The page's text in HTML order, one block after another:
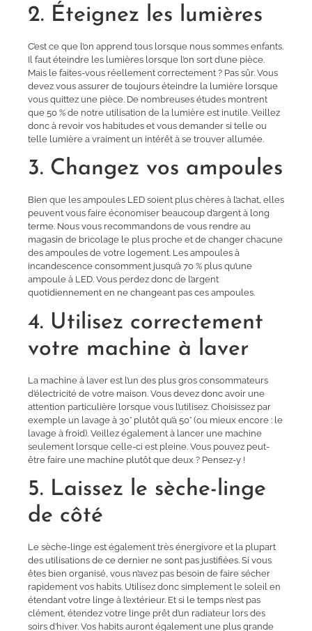
2. Éteignez les lumières
C’est ce que l’on apprend tous lorsque nous sommes enfants.
Il faut éteindre les lumières lorsque l’on sort d’une pièce.
Mais le faites-vous réellement correctement ? Pas sûr. Vous
devez vous assurer de toujours éteindre la lumière lorsque
vous quittez une pièce. De nombreuses études montrent
que 50 % de notre utilisation de la lumière est inutile. Veillez
donc à revoir vos habitudes et vous demander si telle ou
telle lumière a vraiment un intérêt à se trouver allumée.
3. Changez vos ampoules
Bien que les ampoules LED soient plus chères à l’achat, elles
peuvent vous faire économiser beaucoup d’argent à long
terme. Nous vous recommandons de vous rendre au
magasin de bricolage le plus proche et de changer chacune
des ampoules de votre logement. Les ampoules à
incandescence consomment jusqu’à 70 % plus qu’une
ampoule à LED. Vous perdez donc de l’argent
quotidiennement en ne changeant pas ces ampoules.
4. Utilisez correctement
votre machine à laver
La machine à laver est l’un des plus gros consommateurs
d’électricité de votre maison. Vous devez donc avoir une
attention particulière lorsque vous l’utilisez. Choisissez par
exemple un lavage à 30° plutôt qu’à 50° (ou mieux encore : le
lavage à froid). Veillez également à lancer une machine
seulement lorsque celle-ci est pleine. Vous pouvez peut-
être faire une machine plutôt que deux ? Pensez-y !
5. Laissez le sèche-linge
de côté
Le sèche-linge est également très énergivore et la plupart
des utilisations de ce dernier ne sont pas justifiées. Si vous
êtes bien organisé, vous n’avez pas besoin de faire sécher
rapidement vos habits. Utilisez donc simplement le soleil en
étendant votre linge à l’extérieur. Et si le temps n’est pas
clément, étendez votre linge prêt d’un radiateur lors des
soirs d’hiver. Vos habits auront également une plus grande